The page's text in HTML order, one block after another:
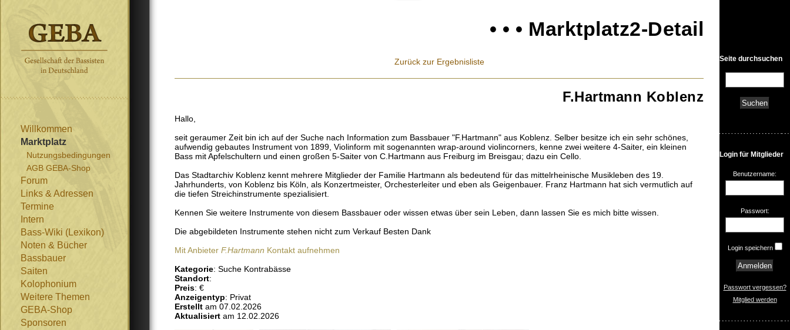
Willkommen
Marktplatz
Nutzungsbedingungen
AGB GEBA-Shop
Forum
Links & Adressen
Termine
Intern
Bass-Wiki (Lexikon)
Noten & Bücher
Bassbauer
Saiten
Kolophonium
Weitere Themen
GEBA-Shop
Sponsoren
Seite durchsuchen
Login für Mitglieder
Benutzername:
Passwort:
Login speichern
Passwort vergessen?
Mitglied werden
• • • Marktplatz2-Detail
Zurück zur Ergebnisliste
F.Hartmann Koblenz
Hallo,
seit geraumer Zeit bin ich auf der Suche nach Information zum Bassbauer "F.Hartmann" aus Koblenz. Selber besitze ich ein sehr schönes,
aufwendig gebautes Instrument von 1899, Violinform mit sogenannten wrap-around violincorners, kenne zwei weitere 4-Saiter, ein kleinen
Bass mit Apfelschultern und einen großen 5-Saiter von C.Hartmann aus Freiburg im Breisgau; dazu ein Cello.
Das Stadtarchiv Koblenz kennt mehrere Mitglieder der Familie Hartmann als bedeutend für das mittelrheinische Musikleben des 19.
Jahrhunderts, von Koblenz bis Köln, als Konzertmeister, Orchesterleiter und eben als Geigenbauer. Franz Hartmann hat sich vermutlich auf
die tiefen Streichinstrumente spezialisiert.
Kennen Sie weitere Instrumente von diesem Bassbauer oder wissen etwas über sein Leben, dann lassen Sie es mich bitte wissen.
Die abgebildeten Instrumente stehen nicht zum Verkauf Besten Dank
Mit Anbieter F.Hartmann Kontakt aufnehmen
Kategorie: Suche Kontrabässe
Standort:
Preis: €
Anzeigentyp: Privat
Erstellt am 07.02.2026
Aktualisiert am 12.02.2026